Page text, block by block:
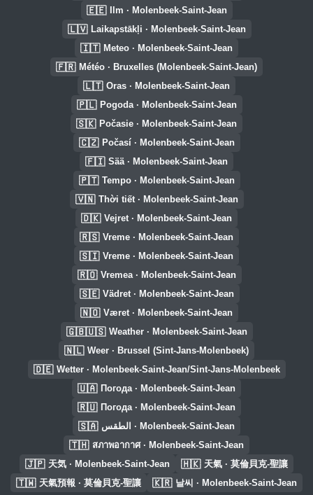
🇪🇪 Ilm · Molenbeek-Saint-Jean
🇱🇻 Laikapstākļi · Molenbeek-Saint-Jean
🇮🇹 Meteo · Molenbeek-Saint-Jean
🇫🇷 Météo · Bruxelles (Molenbeek-Saint-Jean)
🇱🇹 Oras · Molenbeek-Saint-Jean
🇵🇱 Pogoda · Molenbeek-Saint-Jean
🇸🇰 Počasie · Molenbeek-Saint-Jean
🇨🇿 Počasí · Molenbeek-Saint-Jean
🇫🇮 Sää · Molenbeek-Saint-Jean
🇵🇹 Tempo · Molenbeek-Saint-Jean
🇻🇳 Thời tiết · Molenbeek-Saint-Jean
🇩🇰 Vejret · Molenbeek-Saint-Jean
🇷🇸 Vreme · Molenbeek-Saint-Jean
🇸🇮 Vreme · Molenbeek-Saint-Jean
🇷🇴 Vremea · Molenbeek-Saint-Jean
🇸🇪 Vädret · Molenbeek-Saint-Jean
🇳🇴 Været · Molenbeek-Saint-Jean
🇬🇧🇺🇸 Weather · Molenbeek-Saint-Jean
🇳🇱 Weer · Brussel (Sint-Jans-Molenbeek)
🇩🇪 Wetter · Molenbeek-Saint-Jean/Sint-Jans-Molenbeek
🇺🇦 Погода · Molenbeek-Saint-Jean
🇷🇺 Погода · Molenbeek-Saint-Jean
🇸🇦 الطقس · Molenbeek-Saint-Jean
🇹🇭 สภาพอากาศ · Molenbeek-Saint-Jean
🇯🇵 天気 · Molenbeek-Saint-Jean 🇭🇰 天氣 · 莫倫貝克-聖讓
🇹🇼 天氣預報 · 莫倫貝克-聖讓 🇰🇷 날씨 · Molenbeek-Saint-Jean